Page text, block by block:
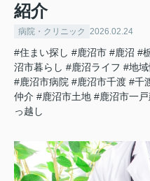
紹介
病院・クリニック 2026.02.24
#住まい探し #鹿沼市 #鹿沼 #
沼市暮らし #鹿沼ライフ #地
#鹿沼市病院 #鹿沼市千渡 #千
仲介 #鹿沼市土地 #鹿沼市一戸
っ越し